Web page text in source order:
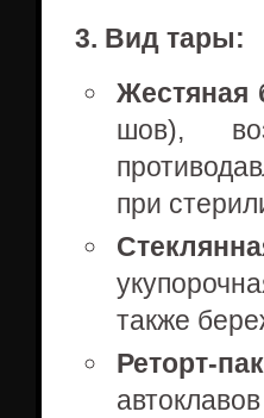
3. Вид тары:
Жестяная
шов),
при
также
Реторт-